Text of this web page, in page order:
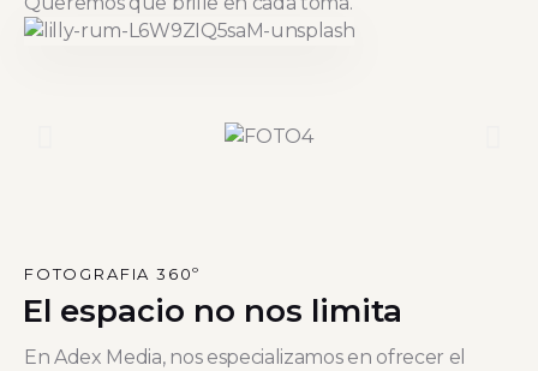
FOTOGRAFIA 360º
El espacio no nos limita
En Adex Media, nos especializamos en ofrecer el